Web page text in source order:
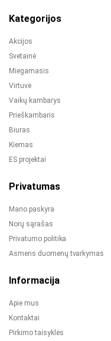
Kategorijos
Akcijos
Svetainė
Miegamasis
Virtuvė
Vaikų kambarys
Prieškambaris
Biuras
Kiemas
ES projektai
Privatumas
Mano paskyra
Norų sąrašas
Privatumo politika
Asmens duomenų tvarkymas
Informacija
Apie mus
Kontaktai
Pirkimo taisyklės